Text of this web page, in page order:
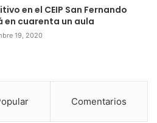
en el CEIP San Fernando
en cuarenta un aula
19, 2020
Comentarios